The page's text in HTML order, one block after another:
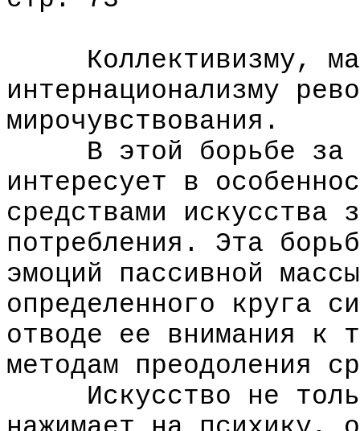
Коллективизму,
интернационализму
мирочувствования.
В этой борьбе за
интересует в
средствами искусства
потребления. Эта
эмоций пассивной
определенного круга
отводе ее внимания к
методам преодоления
Искусство не